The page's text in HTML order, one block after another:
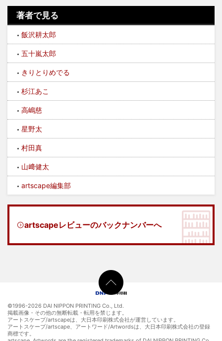
著者で見る
飯沢耕太郎
五十嵐太郎
きりとりめでる
杉江あこ
高嶋慈
星野太
村田真
山﨑健太
artscape編集部
artscapeレビューのバックナンバーへ
©1996-2026 DAI NIPPON PRINTING Co., Ltd.
掲載画像・その他の無断転載・転用を禁じます。
アートスケープ/artscapeは、大日本印刷株式会社が運営しています。
アートスケープ/artscape、アートワード/Artwordsは、大日本印刷株式会社の登録
商標です。